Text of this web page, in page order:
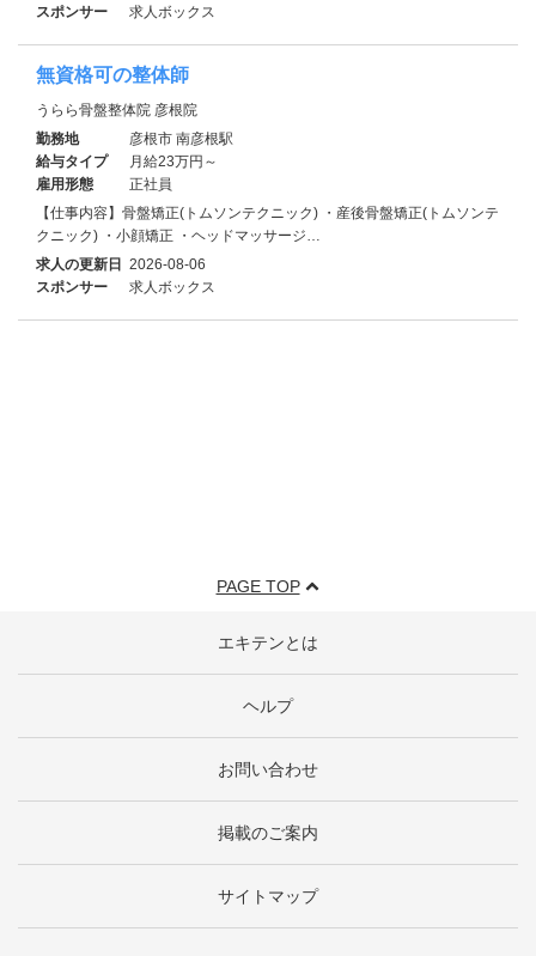
スポンサー
求人ボックス
無資格可の整体師
うらら骨盤整体院 彦根院
勤務地
彦根市 南彦根駅
給与タイプ
月給23万円～
雇用形態
正社員
【仕事内容】骨盤矯正(トムソンテクニック) ・産後骨盤矯正(トムソンテ
クニック) ・小顔矯正 ・ヘッドマッサージ…
求人の更新日 2026-08-06
スポンサー
求人ボックス
PAGE TOP
エキテンとは
ヘルプ
お問い合わせ
掲載のご案内
サイトマップ